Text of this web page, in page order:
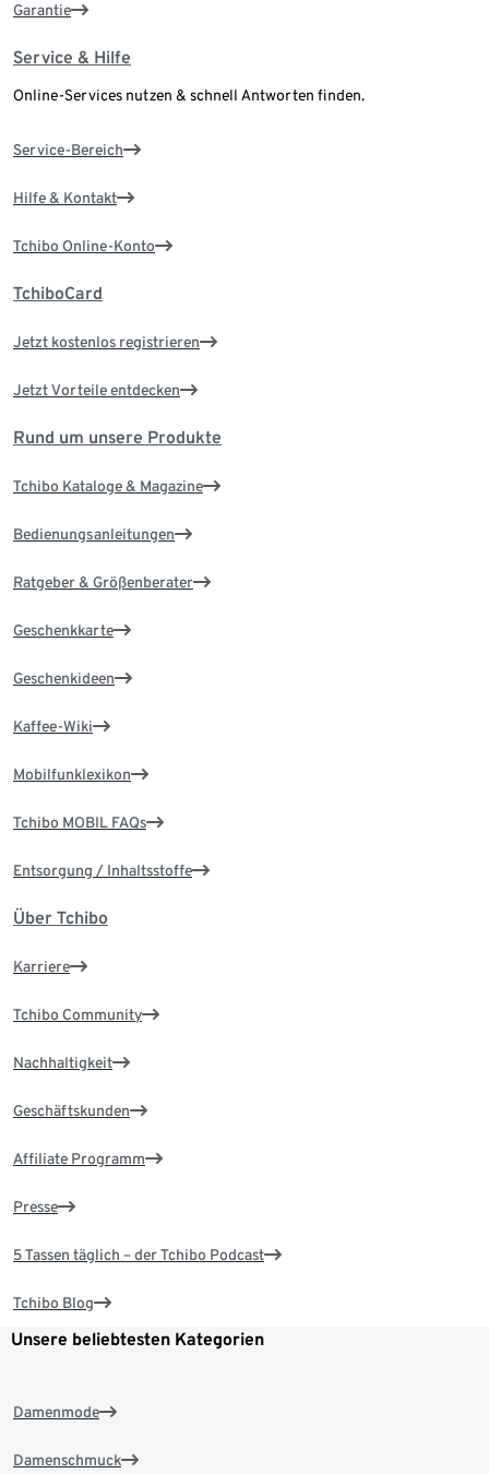
Garantie
Service & Hilfe
Online-Services nutzen & schnell Antworten finden.
Service-Bereich
Hilfe & Kontakt
Tchibo Online-Konto
TchiboCard
Jetzt kostenlos registrieren
Jetzt Vorteile entdecken
Rund um unsere Produkte
Tchibo Kataloge & Magazine
Bedienungsanleitungen
Ratgeber & Größenberater
Geschenkkarte
Geschenkideen
Kaffee-Wiki
Mobilfunklexikon
Tchibo MOBIL FAQs
Entsorgung / Inhaltsstoffe
Über Tchibo
Karriere
Tchibo Community
Nachhaltigkeit
Geschäftskunden
Affiliate Programm
Presse
5 Tassen täglich – der Tchibo Podcast
Tchibo Blog
Unsere beliebtesten Kategorien
Damenmode
Damenschmuck